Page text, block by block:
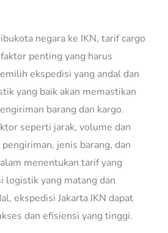
negara ke IKN, tarif cargo
penting yang harus
ekspedisi yang andal dan
yang baik akan memastikan
barang dan kargo.
seperti jarak, volume dan
jenis barang, dan
menentukan tarif yang
logistik yang matang dan
ekspedisi Jakarta IKN dapat
dan efisiensi yang tinggi.